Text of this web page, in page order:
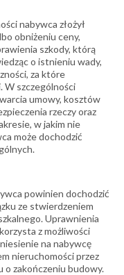
nabywca złożył
obniżeniu ceny,
szkody, którą
o istnieniu wady,
za które
W szczególności
umowy, kosztów
rzeczy oraz
w jakim nie
może dochodzić
powinien dochodzić
ze stwierdzeniem
Uprawnienia
z możliwości
na nabywcę
nieruchomości przez
o zakończeniu budowy.